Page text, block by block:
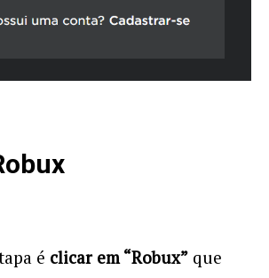
é clicar em “Robux” que